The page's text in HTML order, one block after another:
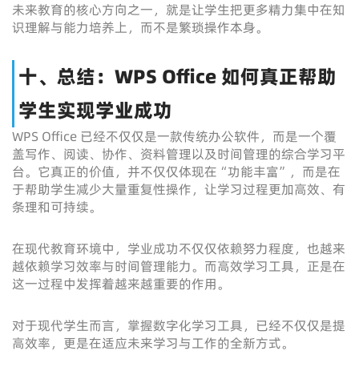
未来教育的核心方向之一，就是让学生把更多精力集中在知
识理解与能力培养上，而不是繁琐操作本身。
十、总结：WPS Office 如何真正帮助
学生实现学业成功
WPS Office 已经不仅仅是一款传统办公软件，而是一个覆
盖写作、阅读、协作、资料管理以及时间管理的综合学习平
台。它真正的价值，并不仅仅体现在“功能丰富”，而是在
于帮助学生减少大量重复性操作，让学习过程更加高效、有
条理和可持续。
在现代教育环境中，学业成功不仅仅依赖努力程度，也越来
越依赖学习效率与时间管理能力。而高效学习工具，正是在
这一过程中发挥着越来越重要的作用。
对于现代学生而言，掌握数字化学习工具，已经不仅仅是提
高效率，更是在适应未来学习与工作的全新方式。